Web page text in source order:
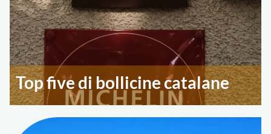
Top five di bollicine catalane